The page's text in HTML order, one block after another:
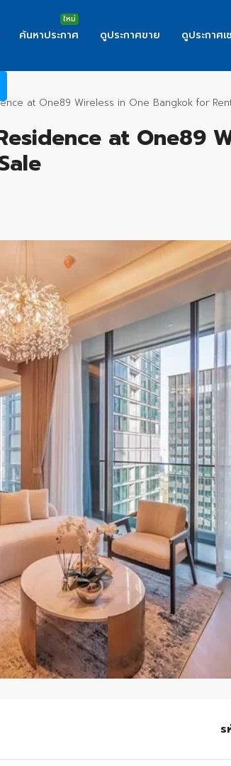
ค้นหาประกาศ ดูประกาศขาย ดูประกาศเ
at One89 Wireless in One Bangkok for
at One89
ร